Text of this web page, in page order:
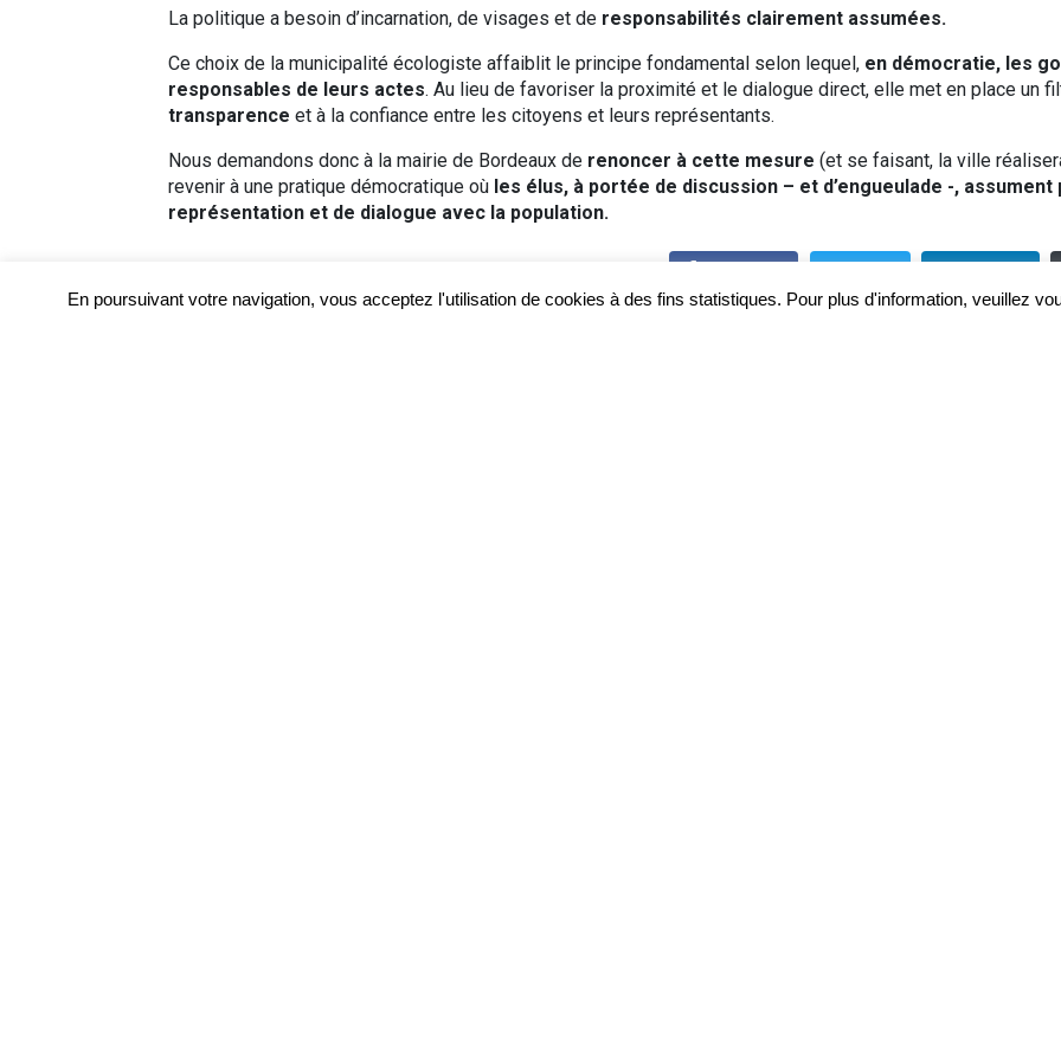
La politique a besoin d’incarnation, de visages et de responsabilités clairement assumées.
Ce choix de la municipalité écologiste affaiblit le principe fondamental selon lequel, en démocratie, les
responsables de leurs actes. Au lieu de favoriser la proximité et le dialogue direct, elle met en place un
transparence et à la confiance entre les citoyens et leurs représentants.
Nous demandons donc à la mairie de Bordeaux de renoncer à cette mesure (et se faisant, la ville
revenir à une pratique démocratique où les élus, à portée de discussion – et d’engueulade -, assument
représentation et de dialogue avec la population.
Facebook Twitter LinkedIn
En poursuivant votre navigation, vous acceptez l'utilisation de cookies à des fins statistiques. Pour plus d'information, veuillez